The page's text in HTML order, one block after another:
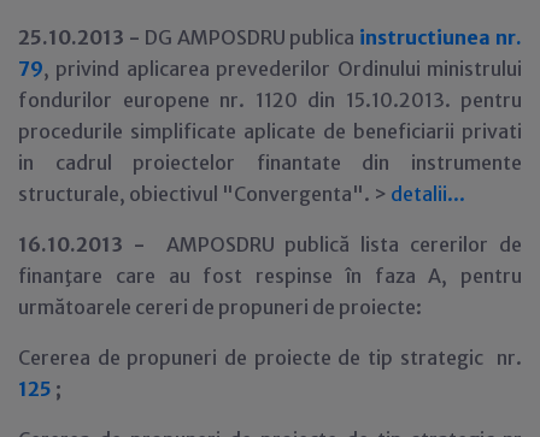
25.10.2013 - DG AMPOSDRU publica instructiunea nr.
79, privind aplicarea prevederilor Ordinului ministrului
fondurilor europene nr. 1120 din 15.10.2013. pentru
procedurile simplificate aplicate de beneficiarii privati
in cadrul proiectelor finantate din instrumente
structurale, obiectivul "Convergenta". > detalii...
16.10.2013 - AMPOSDRU publică lista cererilor de
finanţare care au fost respinse în faza A, pentru
următoarele cereri de propuneri de proiecte:
Cererea de propuneri de proiecte de tip strategic nr.
125 ;